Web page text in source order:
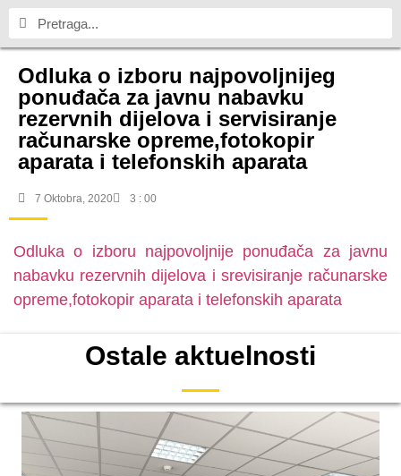
Odluka o izboru najpovoljnijeg
ponuđača za javnu nabavku
rezervnih dijelova i servisiranje
računarske opreme,fotokopir
aparata i telefonskih aparata
7 Oktobra, 2020 3 : 00
Odluka o izboru najpovoljnije ponuđača za javnu
nabavku rezervnih dijelova i srevisiranje računarske
opreme,fotokopir aparata i telefonskih aparata
Ostale aktuelnosti